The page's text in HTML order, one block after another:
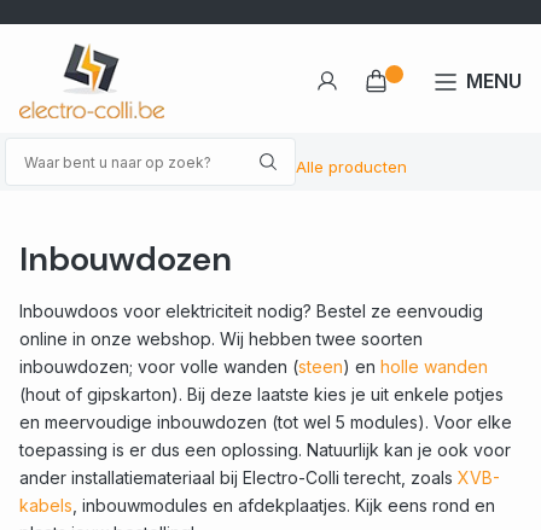
Alle producten
MENU
Inbouwdozen
Inbouwdoos voor elektriciteit nodig? Bestel ze eenvoudig
online in onze webshop. Wij hebben twee soorten
inbouwdozen; voor volle wanden (steen) en holle wanden
(hout of gipskarton). Bij deze laatste kies je uit enkele potjes
en meervoudige inbouwdozen (tot wel 5 modules). Voor elke
toepassing is er dus een oplossing. Natuurlijk kan je ook voor
ander installatiemateriaal bij Electro-Colli terecht, zoals XVB-
kabels , inbouwmodules en afdekplaatjes. Kijk eens rond en